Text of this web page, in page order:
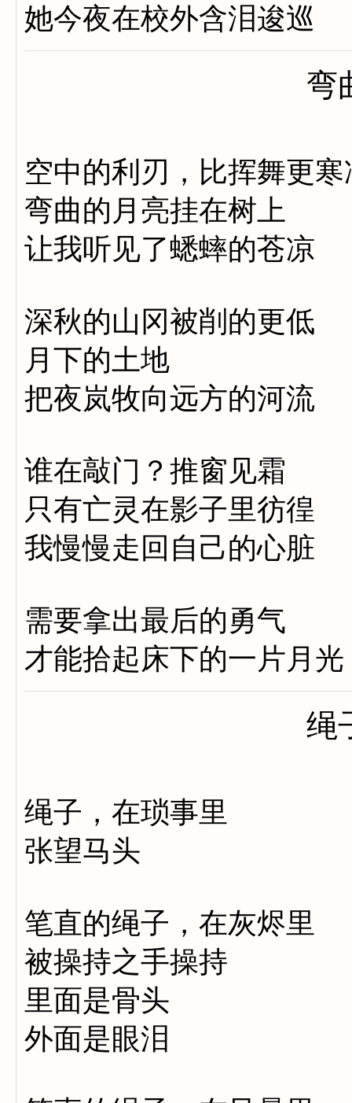
她今夜在校外含泪逡巡
弯
空中的利刃，比挥舞更寒
弯曲的月亮挂在树上
让我听见了蟋蟀的苍凉
深秋的山冈被削的更低
月下的土地
把夜岚牧向远方的河流
谁在敲门？推窗见霜
只有亡灵在影子里彷徨
我慢慢走回自己的心脏
需要拿出最后的勇气
才能拾起床下的一片月光
绳
绳子，在琐事里
张望马头
笔直的绳子，在灰烬里
被操持之手操持
里面是骨头
外面是眼泪